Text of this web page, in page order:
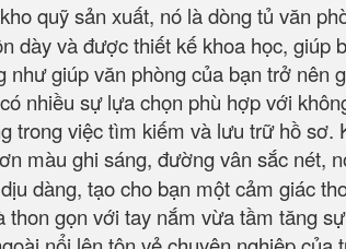
quỹ sản xuất, nó là dòng tủ văn
dày và được thiết kế khoa học, giúp
giúp văn phòng của bạn trở nên
nhiều sự lựa chọn phù hợp với
trong việc tìm kiếm và lưu trữ hồ sơ.
màu ghi sáng, đường vân sắc nét,
dàng, tạo cho bạn một cảm giác
gọn với tay nắm vừa tầm tăng